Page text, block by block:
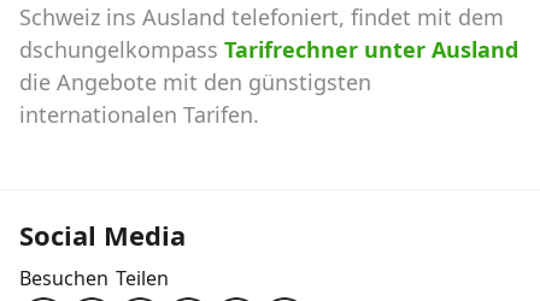
Schweiz ins Ausland telefoniert, findet mit dem
dschungelkompass Tarifrechner unter Ausland
die Angebote mit den günstigsten
internationalen Tarifen.
Social Media
Besuchen Teilen